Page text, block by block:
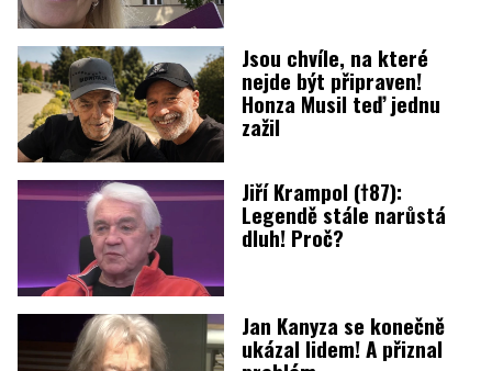
Jsou chvíle, na které
nejde být připraven!
Honza Musil teď jednu
zažil
Jiří Krampol (†87):
Legendě stále narůstá
dluh! Proč?
Jan Kanyza se konečně
ukázal lidem! A přiznal